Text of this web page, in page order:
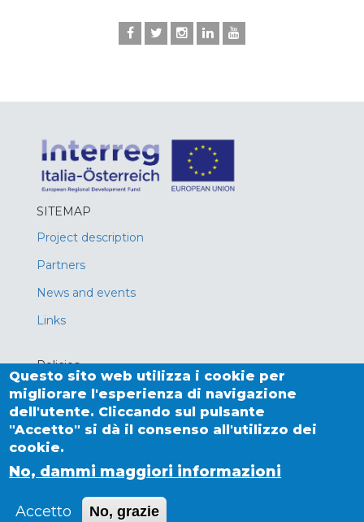
SITEMAP
Project description
Partners
News and events
Links
Policies
Privacy policy
Cookies
Powered by Drupal
Questo sito web utilizza i cookie per
migliorare l'esperienza di navigazione
dell'utente. Cliccando sul pulsante
"Accetto" si dà il consenso all'utilizzo dei
cookie.
No, dammi maggiori informazioni
Accetto No, grazie